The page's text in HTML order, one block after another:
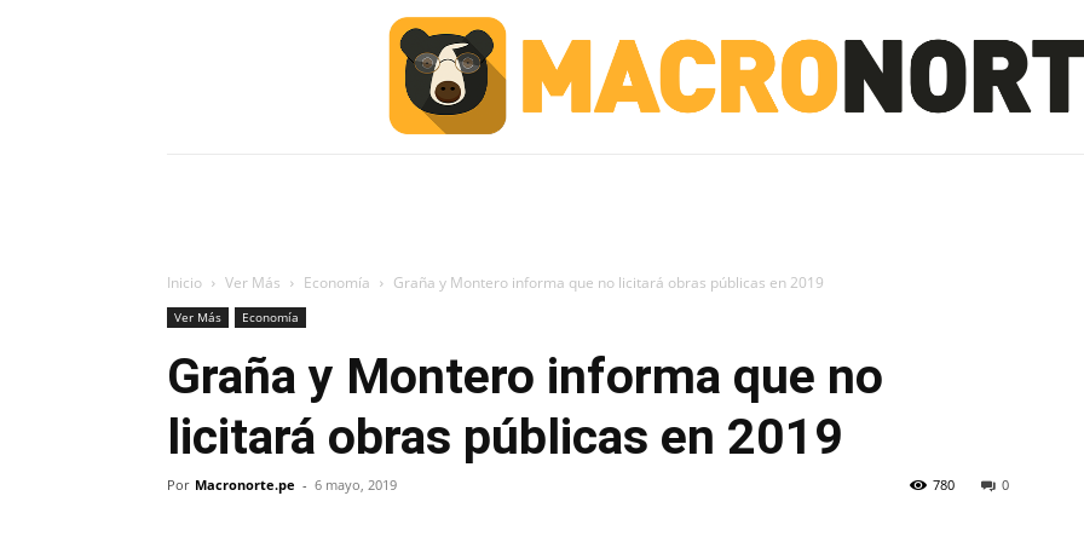
Inicio Ver Más Economía Graña y Montero informa que no licitará obras públicas en 2019
Ver Más Economía
Graña y Montero informa que no
licitará obras públicas en 2019
Por Macronorte.pe - 6 mayo, 2019 0
780